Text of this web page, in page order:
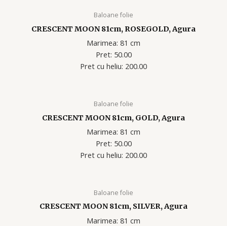
Baloane folie
CRESCENT MOON 81cm, ROSEGOLD, Agura
Marimea: 81 cm
Pret: 50.00
Pret cu heliu: 200.00
Baloane folie
CRESCENT MOON 81cm, GOLD, Agura
Marimea: 81 cm
Pret: 50.00
Pret cu heliu: 200.00
Baloane folie
CRESCENT MOON 81cm, SILVER, Agura
Marimea: 81 cm